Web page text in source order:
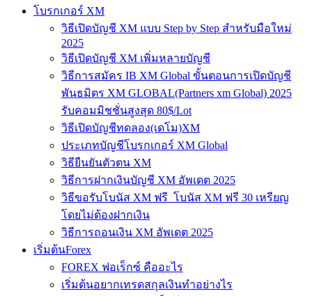
โบรกเกอร์ XM
วิธีเปิดบัญชี XM แบบ Step by Step สำหรับมือใหม่
2025
วิธีเปิดบัญชี XM เพิ่มหลายบัญชี
วิธีการสมัคร IB XM Global ขั้นตอนการเปิดบัญชี
พันธมิตร XM GLOBAL(Partners xm Global) 2025
รับคอมมิชชั่นสูงสุด 80$/Lot
วิธีเปิดบัญชีทดลอง(เดโม)XM
ประเภทบัญชีโบรกเกอร์ XM Global
วิธียืนยันตัวตน XM
วิธีการฝากเงินบัญชี XM อัพเดต 2025
วิธีขอรับโบนัส XM ฟรี โบนัส XM ฟรี 30 เหรียญ
โดยไม่ต้องฝากเงิน
วิธีการถอนเงิน XM อัพเดต 2025
เริ่มต้นForex
FOREX ฟอเร็กซ์ คืออะไร
เริ่มต้นอยากเทรดสกุลเงินทำอย่างไร